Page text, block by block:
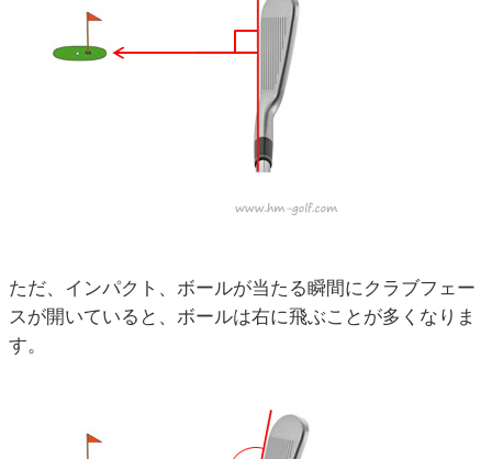
ただ、インパクト、ボールが当たる瞬間にクラブフェー
スが開いていると、ボールは右に飛ぶことが多くなりま
す。